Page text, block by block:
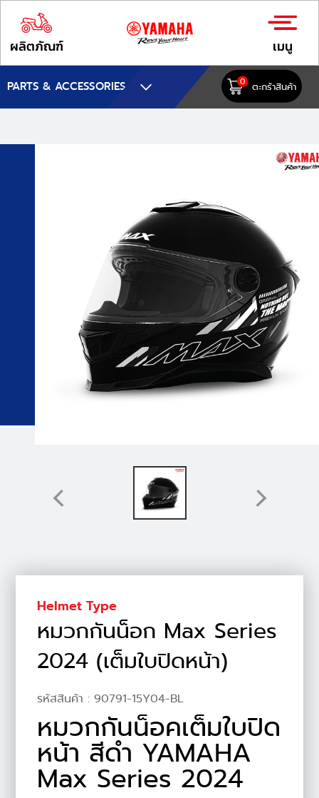
ผลิตภัณฑ์ เมนู
PARTS & ACCESSORIES 0 ตะกร้าสินค้า
Helmet Type
หมวกกันน็อก Max Series
2024 (เต็มใบปิดหน้า)
รหัสสินค้า :90791-15Y04-BL
หมวกกันน็อคเต็มใบปิด
หน้า สีดำ YAMAHA
Max Series 2024